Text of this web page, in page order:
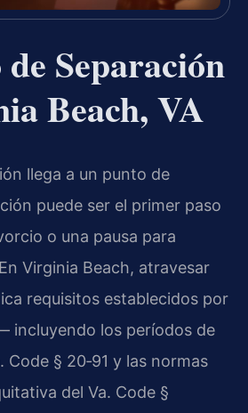
Separación
Beach, VA
llega a un punto de
puede ser el primer paso
o una pausa para
Virginia Beach, atravesar
requisitos establecidos por
incluyendo los períodos de
Code § 20‑91 y las normas
del Va. Code §